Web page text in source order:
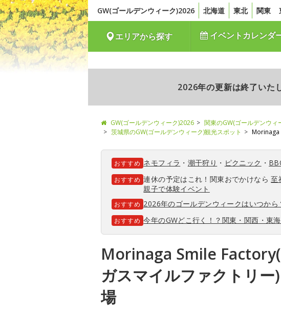
GW(ゴールデンウィーク)2026 北海道 東北 関東
エリアから探す イベントカレンダ
2026年の更新は終了いた
GW(ゴールデンウィーク)2026 関東のGW(ゴールデンウィ
茨城県のGW(ゴールデンウィーク)観光スポット
Morinaga
おすすめ ネモフィラ ・ 潮干狩り ・ ピクニック ・
おすすめ 連休の予定はこれ！関東おでかけなら至
親子で体験イベント
おすすめ 2026年のゴールデンウィークはいつか
おすすめ 今年のGWどこ行く！？関東・関西・東
Morinaga Smile
ガスマイルファクトリー
場